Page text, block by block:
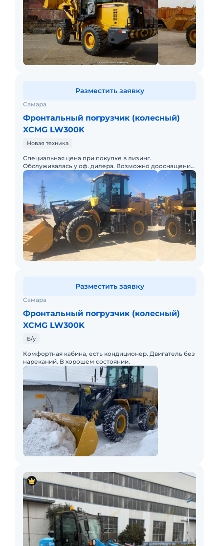
Самара
Фронтальный погрузчик (колесный)
XCMG LW300K
Новая техника
Специальная цена при покупке в лизинг.
Обслуживалась у оф. дилера. Возможно дооснащение
опциями по желанию.
Разместить заявку
Самара
Фронтальный погрузчик (колесный)
XCMG LW300K
Б/у
Комфортная кабина, есть кондиционер. Двигатель без
нареканий. В хорошем состоянии.
Разместить заявку